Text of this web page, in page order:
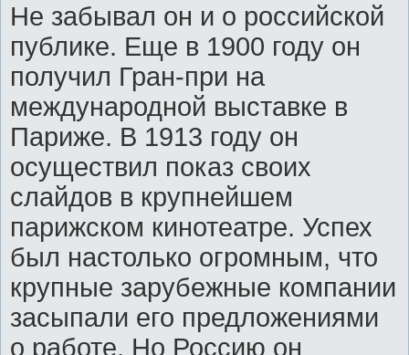
Не забывал он и о российской
публике. Еще в 1900 году он
получил Гран-при на
международной выставке в
Париже. В 1913 году он
осуществил показ своих
слайдов в крупнейшем
парижском кинотеатре. Успех
был настолько огромным, что
крупные зарубежные компании
засыпали его предложениями
о работе. Но Россию он